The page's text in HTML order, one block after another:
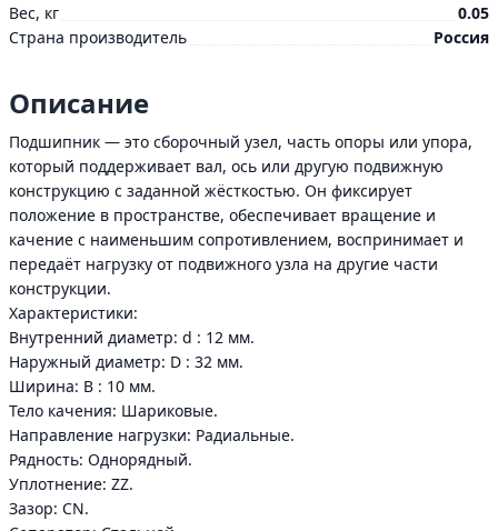
Вес, кг
0.05
Страна производитель
Россия
Описание
Подшипник — это сборочный узел, часть опоры или упора,
который поддерживает вал, ось или другую подвижную
конструкцию с заданной жёсткостью. Он фиксирует
положение в пространстве, обеспечивает вращение и
качение с наименьшим сопротивлением, воспринимает и
передаёт нагрузку от подвижного узла на другие части
конструкции.
Характеристики:
Внутренний диаметр: d : 12 мм.
Наружный диаметр: D : 32 мм.
Ширина: В : 10 мм.
Тело качения: Шариковые.
Направление нагрузки: Радиальные.
Рядность: Однорядный.
Уплотнение: ZZ.
Зазор: CN.